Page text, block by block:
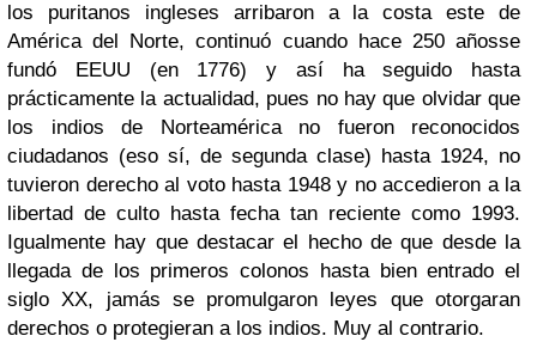
los puritanos ingleses arribaron a la costa este de
América del Norte, continuó cuando hace 250 añosse
fundó EEUU (en 1776) y así ha seguido hasta
prácticamente la actualidad, pues no hay que olvidar que
los indios de Norteamérica no fueron reconocidos
ciudadanos (eso sí, de segunda clase) hasta 1924, no
tuvieron derecho al voto hasta 1948 y no accedieron a la
libertad de culto hasta fecha tan reciente como 1993.
Igualmente hay que destacar el hecho de que desde la
llegada de los primeros colonos hasta bien entrado el
siglo XX, jamás se promulgaron leyes que otorgaran
derechos o protegieran a los indios. Muy al contrario.